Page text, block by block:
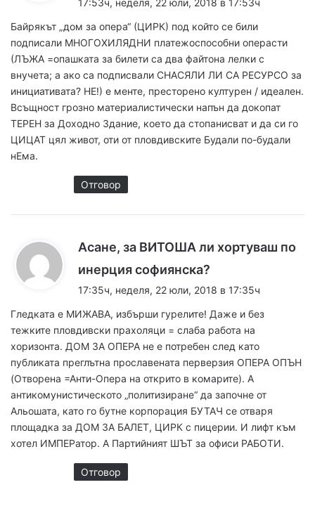
:
17:53ч, неделя, 22 юли, 2018 в 17:53ч
Байрякът „дом за опера“ (ЦИРК) под който се били
подписали МНОГОХИЛЯДНИ платежоспособни операсти
(ЛЪЖА =опашката за билети са два файтона лелки с
внучета; а ако са подписвали СНАСЯЛИ ЛИ СА РЕСУРСО за
инициативата? НЕ!) е менте, престорено културен / идеален.
Всъщност грозно материалистически напън да докопат
ТЕРЕН за Доходно Здание, което да стопанисват и да си го
ЦИЦАТ цял живот, оти от пловдивските Будали по-будали
нЕма.
Отговор
Асане, за ВИТОША ли хортуваш по
инерция софиянска?
а
а
:
17:35ч, неделя, 22 юли, 2018 в 17:35ч
Гледката е МИЖАВА, избърши гурелите! Даже и без
тежките пловдивски прахоляци = слаба работа на
хоризонта. ДОМ ЗА ОПЕРА не е потребен след като
публиката преглътна прославената перверзия ОПЕРА ОПЪН
(Отворена =Анти-Опера на открито в комарите). А
антикомунистическото „политизиране“ да започне от
Альошата, като го бутне корпорация БУТАЧ се отваря
площадка за ДОМ ЗА БАЛЕТ, ЦИРК с пицерии. И лифт към
хотел ИМПЕРатор. А Партийният ШЪТ за офиси РАБОТИ.
Отговор